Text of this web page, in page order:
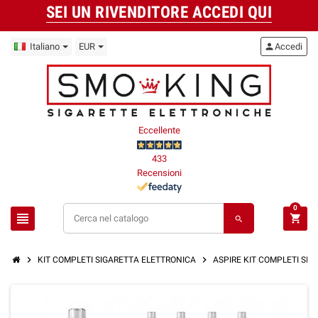
SEI UN RIVENDITORE ACCEDI QUI
Italiano EUR
Eccellente
433
Recensioni
view_headline search
personAccedi
shopping_cart
0
chevron_right KIT COMPLETI SIGARETTA ELETTRONICA chevron_right ASPIRE KIT COMPLETI